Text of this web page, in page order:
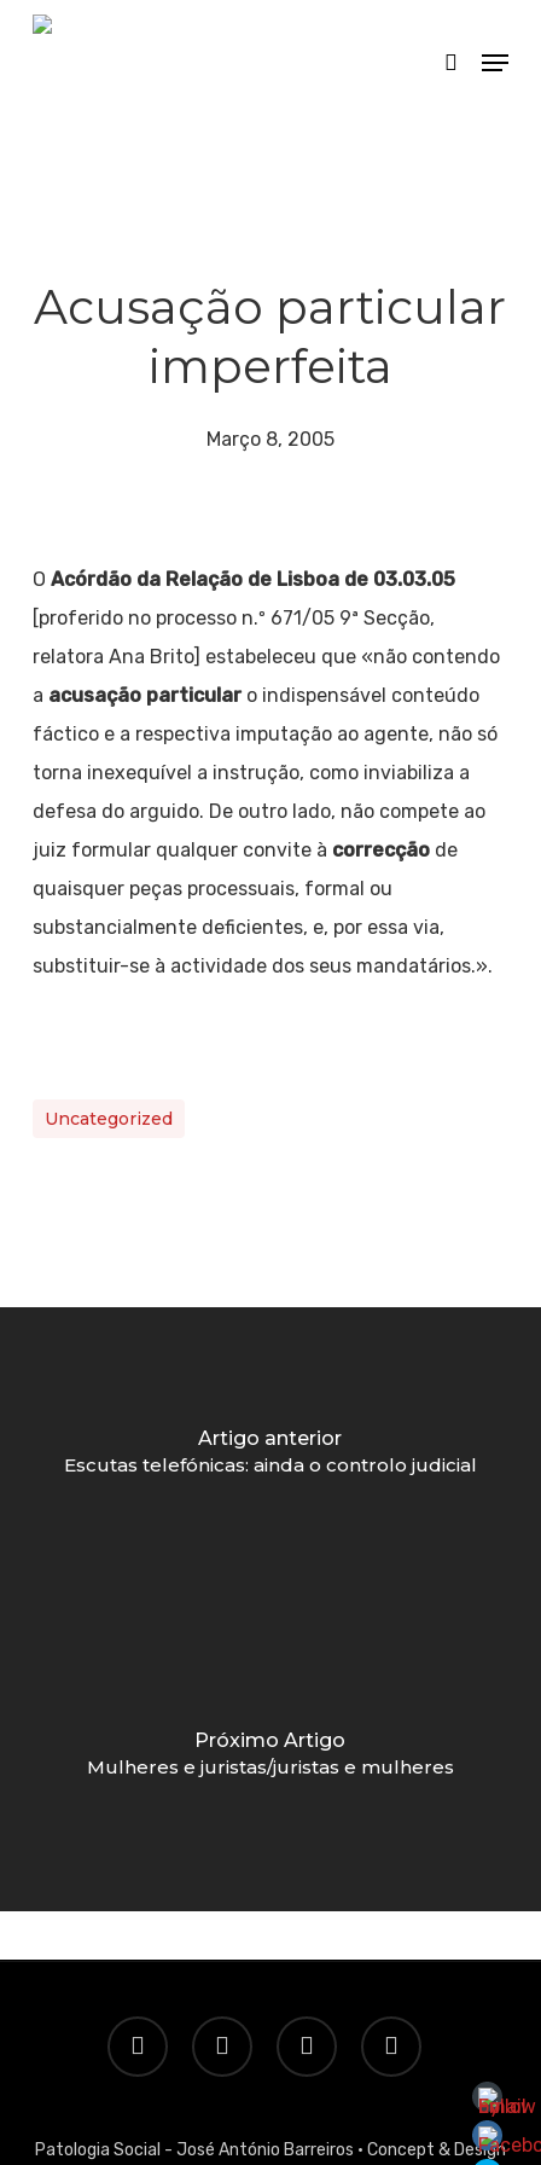
Skip
search
Menu
Acusação particular
imperfeita
Março 8, 2005
O Acórdão da Relação de Lisboa de 03.03.05
[proferido no processo n.º 671/05 9ª Secção,
relatora Ana Brito] estabeleceu que «não contendo
a acusação particularo indispensável conteúdo
fáctico e a respectiva imputação ao agente, não só
torna inexequível a instrução, como inviabiliza a
defesa do arguido. De outro lado, não compete ao
juiz formular qualquer convite à correcção de
quaisquer peças processuais, formal ou
substancialmente deficientes, e, por essa via,
substituir-se à actividade dos seus mandatários.».
Uncategorized
Artigo anterior
Escutas telefónicas: ainda o controlo judicial
Próximo Artigo
Mulheres e juristas/juristas e mulheres
twitter facebook linkedin email
Patologia Social - José António Barreiros · Concept & Design